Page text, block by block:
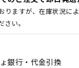
りますが、在庫状況に
い。
銀行・代金引換